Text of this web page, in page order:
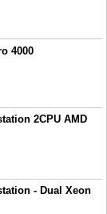
4000
2CPU AMD
- Dual Xeon